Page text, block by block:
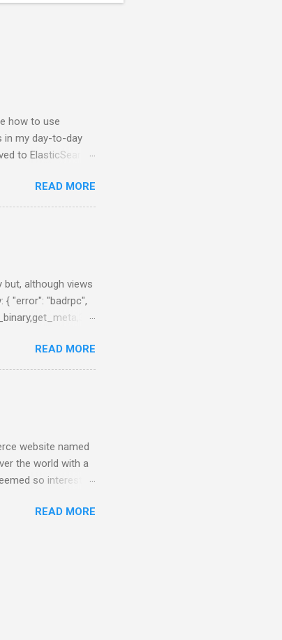
how to use
in my day-to-day
to ElasticSearch
about them. First
brew the
Example:
After
READ MORE
but, although views
"error": "badrpc",
Monitor panel
upgrade the
problems that
READ MORE
website named
the world with a
so interesting
PostgreSQL
I visit couchbase
READ MORE